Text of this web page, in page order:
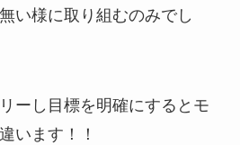
い様に取り組むのみでし
ーし目標を明確にするとモ
います！！